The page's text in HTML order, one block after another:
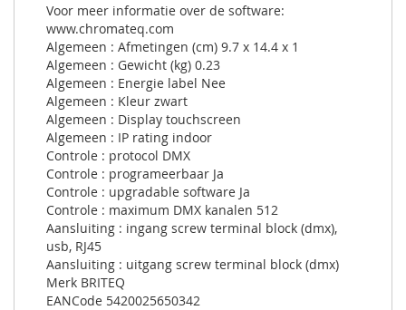
Voor meer informatie over de software:
www.chromateq.com
Algemeen : Afmetingen (cm) 9.7 x 14.4 x 1
Algemeen : Gewicht (kg) 0.23
Algemeen : Energie label Nee
Algemeen : Kleur zwart
Algemeen : Display touchscreen
Algemeen : IP rating indoor
Controle : protocol DMX
Controle : programeerbaar Ja
Controle : upgradable software Ja
Controle : maximum DMX kanalen 512
Aansluiting : ingang screw terminal block (dmx),
usb, RJ45
Aansluiting : uitgang screw terminal block (dmx)
Merk BRITEQ
EANCode 5420025650342